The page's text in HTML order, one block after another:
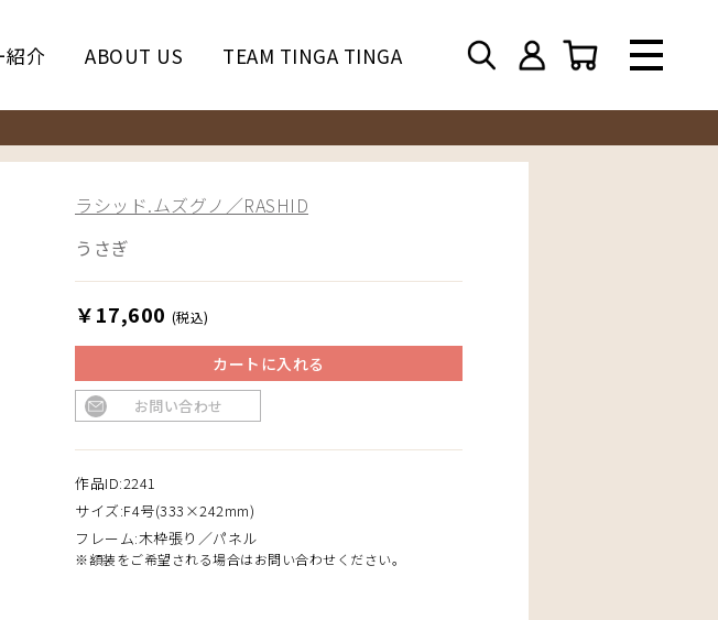
紹介 ABOUT US TEAM TINGA TINGA
ラシッド.ムズグノ／RASHID
うさぎ
￥17,600 (税込)
カートに入れる
お問い合わせ
作品ID:2241
サイズ:F4号(333×242mm)
フレーム:木枠張り／パネル
※額装をご希望される場合はお問い合わせください。